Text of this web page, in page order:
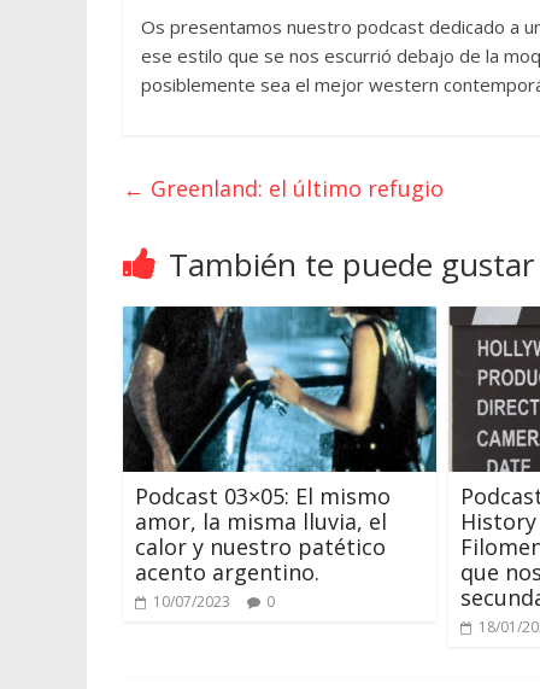
Os presentamos nuestro podcast dedicado a
ese estilo que se nos escurrió debajo de la
posiblemente sea el mejor western
← Greenland: el último refugio
También te puede gustar
Podcast 03×05: El mismo
amor, la misma lluvia, el
calor y nuestro patético
acento argentino.
10/07/2023 0
History
que
18/01/